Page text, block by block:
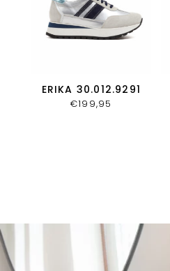
ERIKA 30.012.9291
€199,95